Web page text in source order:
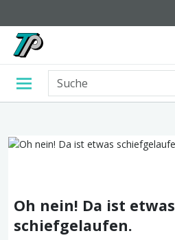
Oh nein! Da ist etwas
schiefgelaufen.